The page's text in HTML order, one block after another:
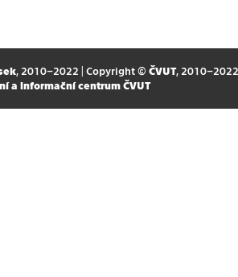
, 2010–2022 | Copyright © ČVUT, 2010–2022
a informační centrum ČVUT